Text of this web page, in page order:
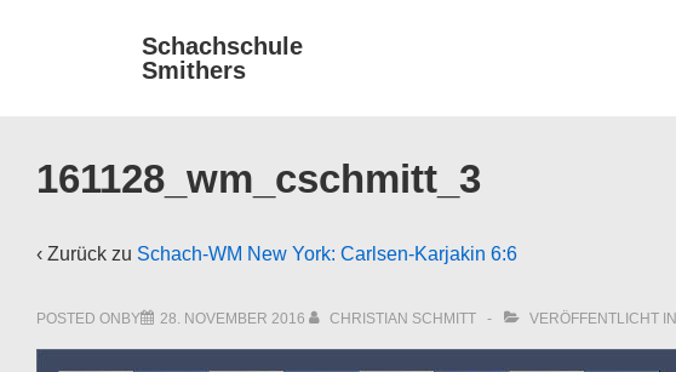
Schachschule
Smithers
161128_wm_cschmitt_3
‹ Zurück zu Schach-WM New York: Carlsen-Karjakin 6:6
POSTED ONBY 28. NOVEMBER 2016 CHRISTIAN SCHMITT VERÖFFENTLICHT IN